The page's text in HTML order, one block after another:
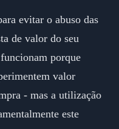
evitar o abuso das
de valor do seu
porque
valor
- mas a utilização
este